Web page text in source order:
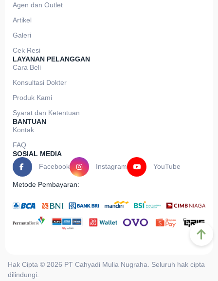
Agen dan Outlet
Artikel
Galeri
Cek Resi
LAYANAN PELANGGAN
Cara Beli
Konsultasi Dokter
Produk Kami
Syarat dan Ketentuan
BANTUAN
Kontak
FAQ
SOSIAL MEDIA
Facebook
Instagram YouTube
Metode Pembayaran:
Hak Cipta © 2026 PT Cahyadi Mulia Nugraha. Seluruh hak cipta
dilindungi.